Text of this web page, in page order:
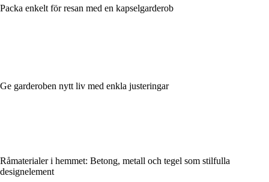
Packa enkelt för resan med en kapselgarderob
Ge garderoben nytt liv med enkla justeringar
Råmaterialer i hemmet: Betong, metall och tegel som stilfulla
designelement